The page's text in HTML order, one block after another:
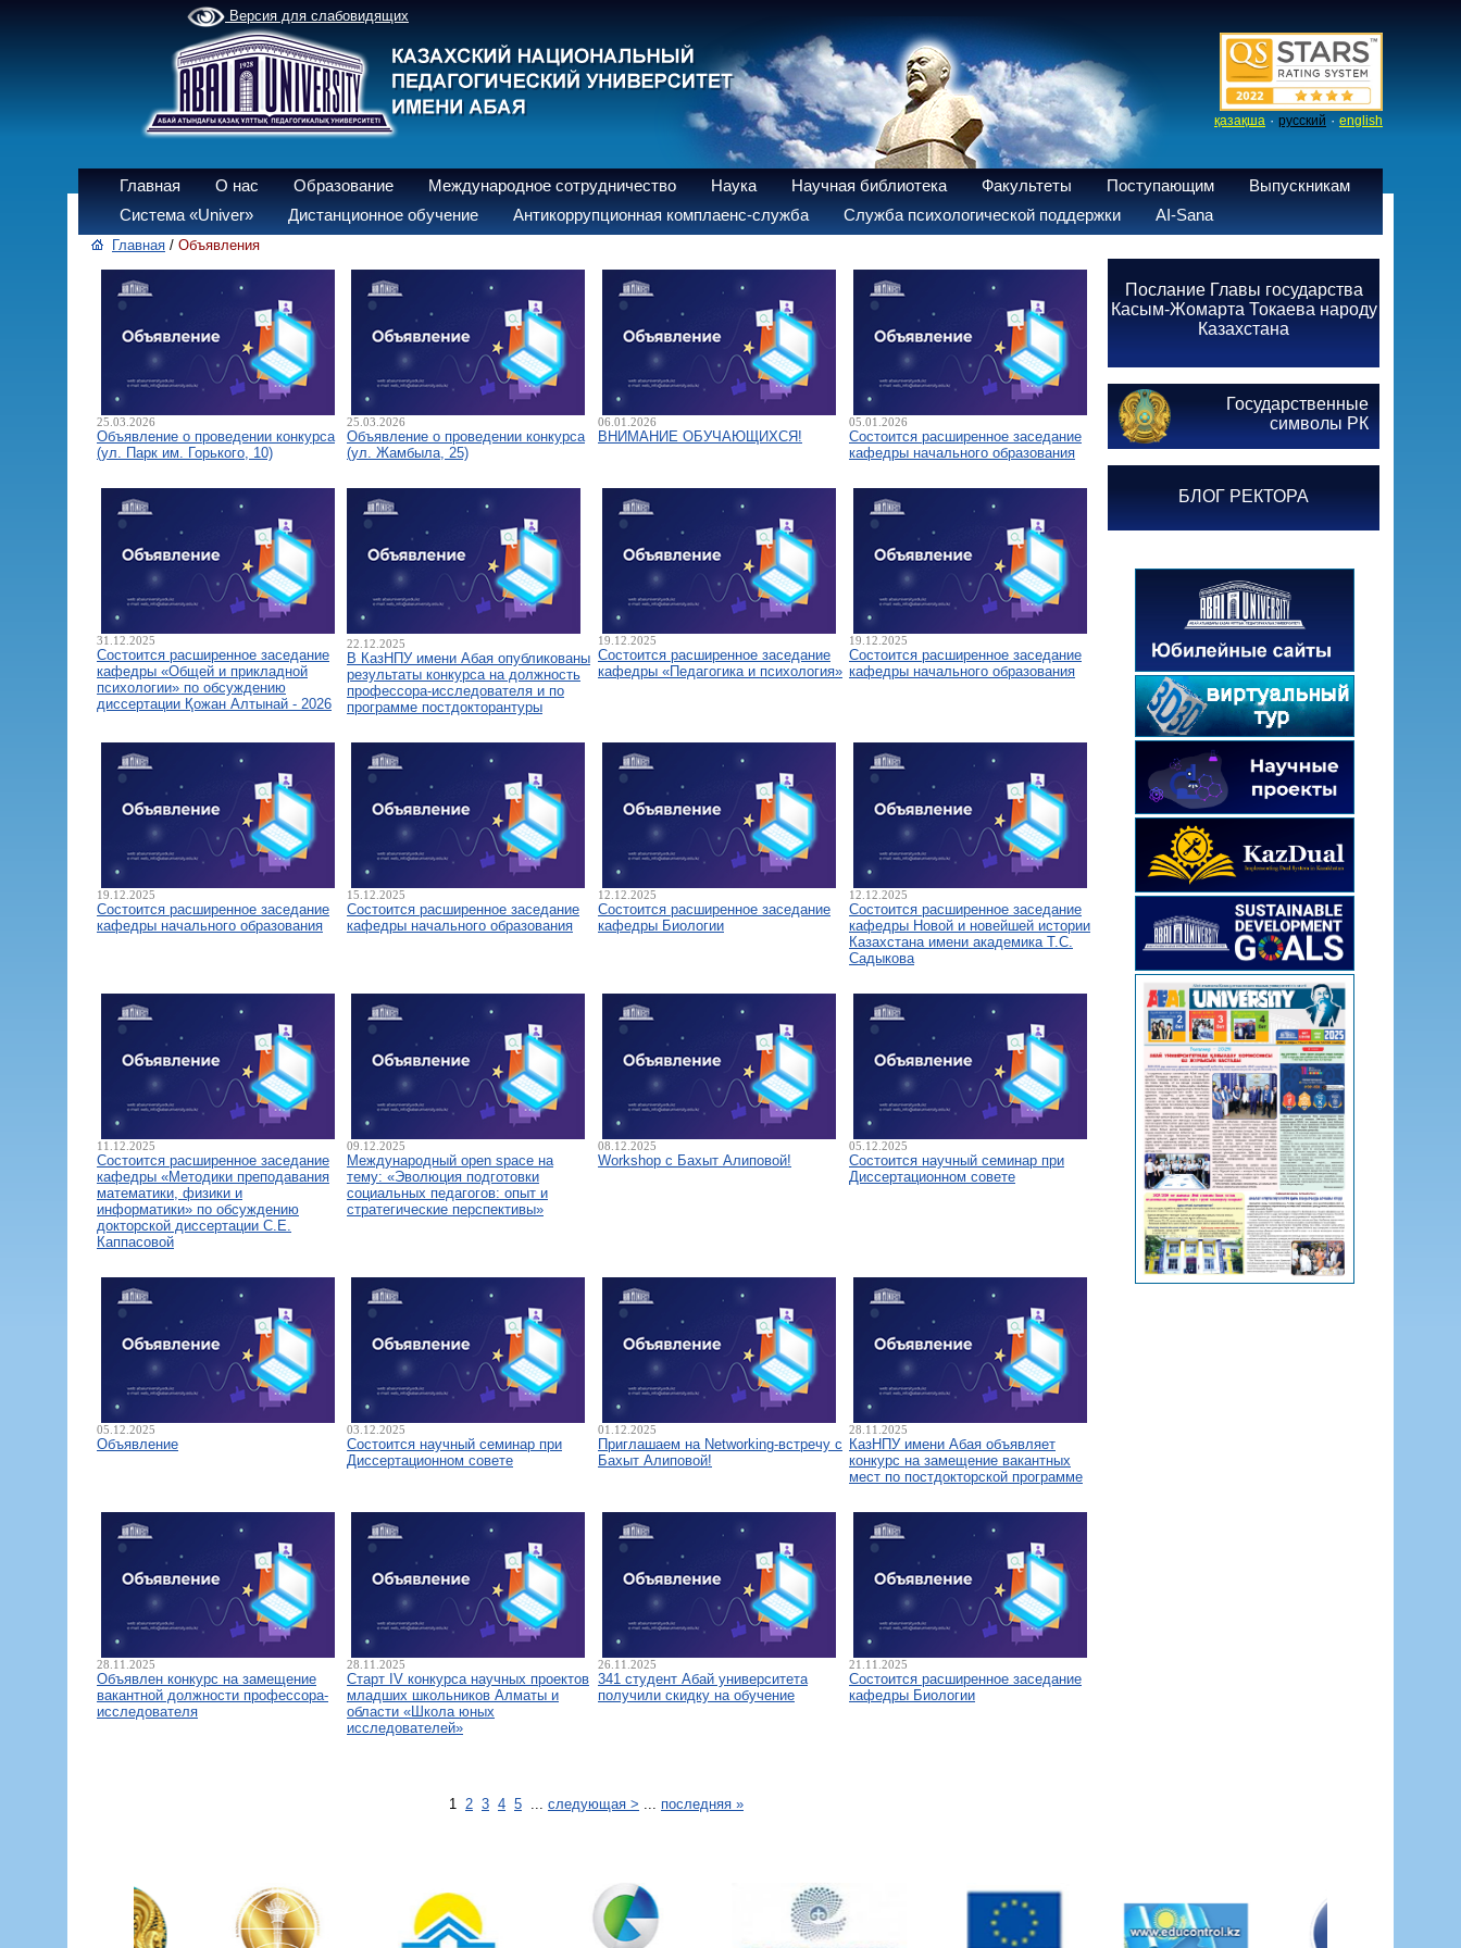
Версия для слабовидящих
қазақша · русский · english
Главная О нас Образование Международное сотрудничество Наука Научная библиотека Факультеты Поступающим
Выпускникам
Система «Univer»
Дистанционное обучение Антикоррупционная комплаенс-служба Служба психологической поддержки AI-Sana
Главная / Объявления
25.03.2026
Объявление о проведении конкурса
(ул. Парк им. Горького, 10)
25.03.2026
Объявление о проведении конкурса
(ул. Жамбыла, 25)
06.01.2026
ВНИМАНИЕ ОБУЧАЮЩИХСЯ!
05.01.2026
Состоится расширенное заседание
кафедры начального образования
31.12.2025
Состоится расширенное заседание
кафедры «Общей и прикладной
психологии» по обсуждению
диссертации Қожан Алтынай - 2026
22.12.2025
В КазНПУ имени Абая опубликованы
результаты конкурса на должность
профессора-исследователя и по
программе постдокторантуры
19.12.2025
Состоится расширенное заседание
кафедры «Педагогика и психология»
19.12.2025
Состоится расширенное заседание
кафедры начального образования
19.12.2025
Состоится расширенное заседание
кафедры начального образования
15.12.2025
Состоится расширенное заседание
кафедры начального образования
12.12.2025
Состоится расширенное заседание
кафедры Биологии
12.12.2025
Состоится расширенное заседание
кафедры Новой и новейшей истории
Казахстана имени академика Т.С.
Садыкова
11.12.2025
Состоится расширенное заседание
кафедры «Методики преподавания
математики, физики и
информатики» по обсуждению
докторской диссертации С.Е.
Каппасовой
09.12.2025
Международный open space на
тему: «Эволюция подготовки
социальных педагогов: опыт и
стратегические перспективы»
08.12.2025
Workshop с Бахыт Алиповой!
05.12.2025
Состоится научный семинар при
Диссертационном совете
05.12.2025
Объявление
03.12.2025
Состоится научный семинар при
Диссертационном совете
01.12.2025
Приглашаем на Networking-встречу с
Бахыт Алиповой!
28.11.2025
КазНПУ имени Абая объявляет
конкурс на замещение вакантных
мест по постдокторской программе
28.11.2025
Объявлен конкурс на замещение
вакантной должности профессора-
исследователя
28.11.2025
Старт IV конкурса научных проектов
младших школьников Алматы и
области «Школа юных
исследователей»
26.11.2025
341 студент Абай университета
получили скидку на обучение
21.11.2025
Состоится расширенное заседание
кафедры Биологии
1 2 3 4 5 ... следующая > ... последняя »
Послание Главы государства
Касым-Жомарта Токаева народу
Казахстана
Государственные
символы РК
БЛОГ РЕКТОРА